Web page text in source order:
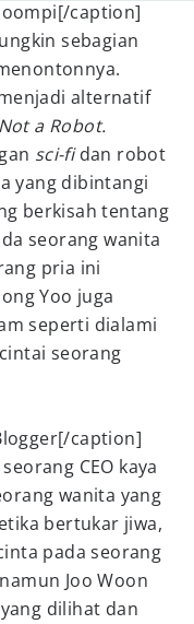
caption]
sebagian
alternatif
a Robot.
sci-fidan robot
yang dibintangi
berkisah tentang
seorang wanita
pria ini
Yoo juga
seperti dialami
seorang
caption]
CEO kaya
wanita yang
bertukar jiwa,
pada seorang
Joo Woon
dilihat dan